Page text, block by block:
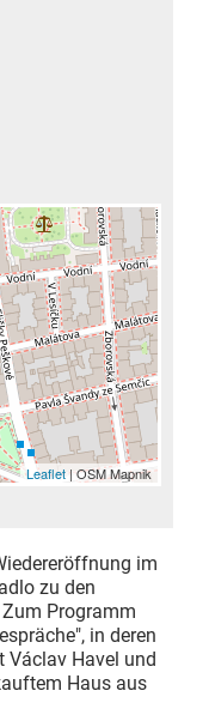
Leaflet| OSM Mapnik
im
zu den
Programm
in deren
Václav Havel und
Haus aus